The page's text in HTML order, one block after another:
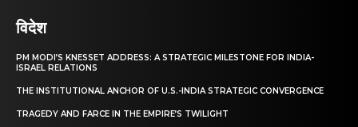
विदेश
PM MODI’S KNESSET ADDRESS: A STRATEGIC MILESTONE FOR INDIA-
ISRAEL RELATIONS
THE INSTITUTIONAL ANCHOR OF U.S.-INDIA STRATEGIC CONVERGENCE
TRAGEDY AND FARCE IN THE EMPIRE’S TWILIGHT